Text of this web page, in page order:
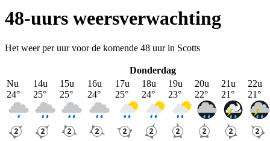
48-uurs weersverwachting
Het weer per uur voor de komende 48 uur in Scotts
Donderdag
Nu
24°
14u
25°
15u
25°
16u
24°
17u
25°
18u
24°
19u
23°
20u
22°
21u
21°
22u
21°